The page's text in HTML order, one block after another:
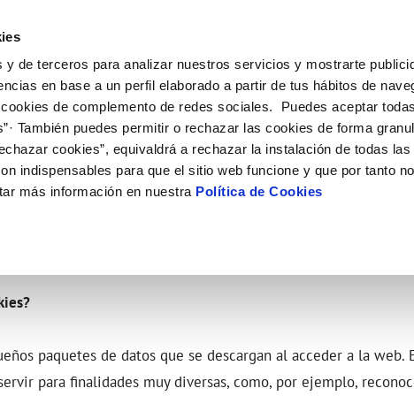
y de terceros para analizar nuestros servicios y mostrarte
en base a un perfil elaborado a partir de tus hábitos de
de complemento de redes sociales. Puedes aceptar
También puedes permitir o rechazar las cookies de forma
cookies”, equivaldrá a rechazar la instalación de todas
indispensables para que el sitio web funcione y que por tanto
más información en nuestra Política de Cookies
de titular
de suministro
MODIFICACIÓN DE DATOS
Actualizar datos bancários
Actualizar datos de domicilio
Tu Servicio
AL CLIENTE
contacto
COMPROMISO DE SERVICIO
Carta de compromisos
Customer Counsel (Defensa del
Tu Agua
del agua
consumidor
CUIDADOS DEL AGUA
Consejos de ahorro
Depósitos comunitarios
comunitarios
Conócenos
DE GESTIÓN Y CERTIFICADOS
PERFIL DEL CONTRATANTE
Plataforma de contratación del
público
Licitaciones en curso
Nuestros
paquetes de datos que se descargan al acceder a la web.
para finalidades muy diversas, como, por ejemplo,